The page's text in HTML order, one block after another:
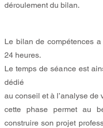
déroulement du bilan.
Le bilan de compétences
24 heures.
Le temps de séance est
dédié
au conseil et à l’analyse de
cette phase permet au
construire son projet